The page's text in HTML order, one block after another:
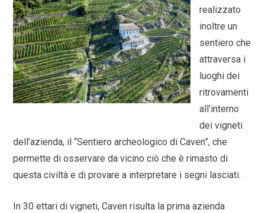
realizzato
inoltre un
sentiero che
attraversa i
luoghi dei
ritrovamenti
all’interno
dei vigneti
dell’azienda, il “Sentiero archeologico di Caven”, che
permette di osservare da vicino ciò che è rimasto di
questa civiltà e di provare a interpretare i segni lasciati.
In 30 ettari di vigneti, Caven risulta la prima azienda